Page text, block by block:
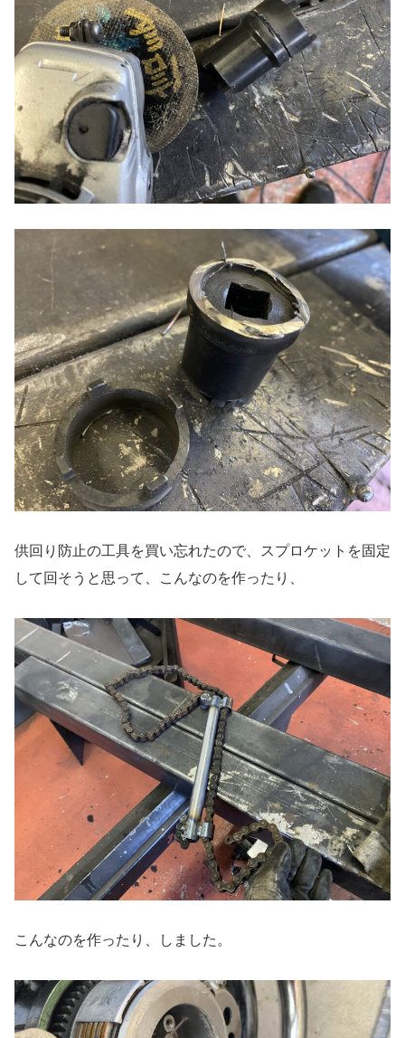
供回り防止の工具を買い忘れたので、スプロケットを固定
して回そうと思って、こんなのを作ったり、
こんなのを作ったり、しました。